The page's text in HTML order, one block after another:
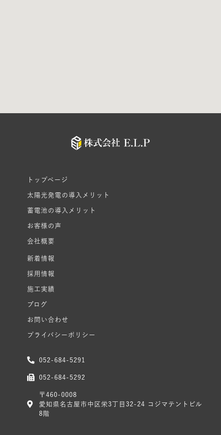
トップページ
太陽光発電の導入メリット
蓄電池の導入メリット
お客様の声
会社概要
新着情報
採用情報
施工実績
ブログ
お問い合わせ
プライバシーポリシー
052-684-5291
052-684-5292
〒460-0008
愛知県名古屋市中区栄3丁目32-24 コジマテントビル
8階